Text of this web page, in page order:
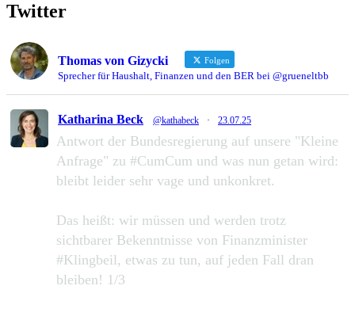
Twitter
Thomas von Gizycki Folgen
Sprecher für Haushalt, Finanzen und den BER bei @grueneltbb
Katharina Beck @kathabeck · 23.07.25
Antwort der Bundesregierung auf unsere "Kleine
Anfrage" zu #CumCum und was nun getan wird:
bleibt leider sehr vage und unkonkret.
Das heißt: wir müssen und werden trotz
sichtbarer Bekenntnisse von Finanzminister
#Klingbeil, etwas zu tun, auf jeden Fall dran
bleiben! 1/3